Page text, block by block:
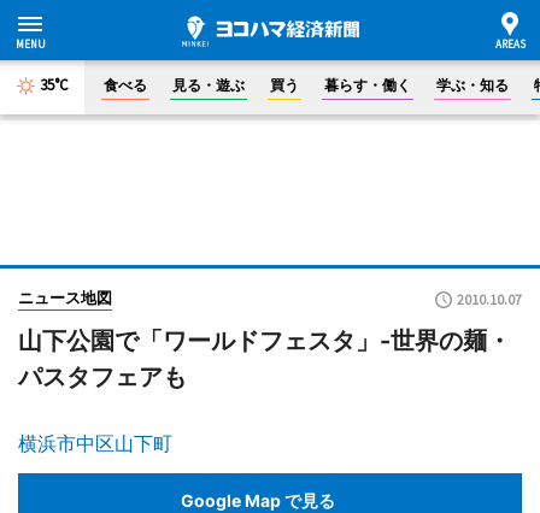
35°C 食べる 見る・遊ぶ 買う 暮らす・働く 学ぶ・知る
ニュース地図 2010.10.07
山下公園で「ワールドフェスタ」-世界の麺・
パスタフェアも
横浜市中区山下町
Google Map で見る